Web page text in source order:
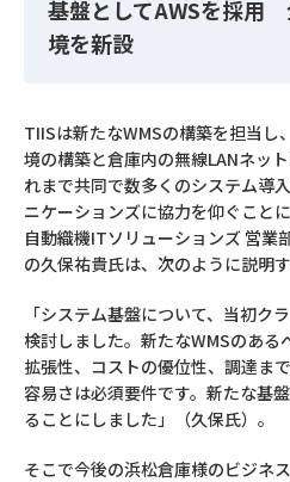
基盤としてAWSを採用
境を新設
TIISは新たなWMSの構築を担当し
境の構築と倉庫内の無線LANネッ
れまで共同で数多くのシステム導
ニケーションズに協力を仰ぐこと
自動織機ITソリューションズ 営業
の久保祐貴氏は、次のように説明す
「システム基盤について、当初ク
検討しました。新たなWMSのある
拡張性、コストの優位性、調達ま
容易さは必須要件です。新たな基
ることにしました」（久保氏）。
そこで今後の浜松倉庫様のビジネ